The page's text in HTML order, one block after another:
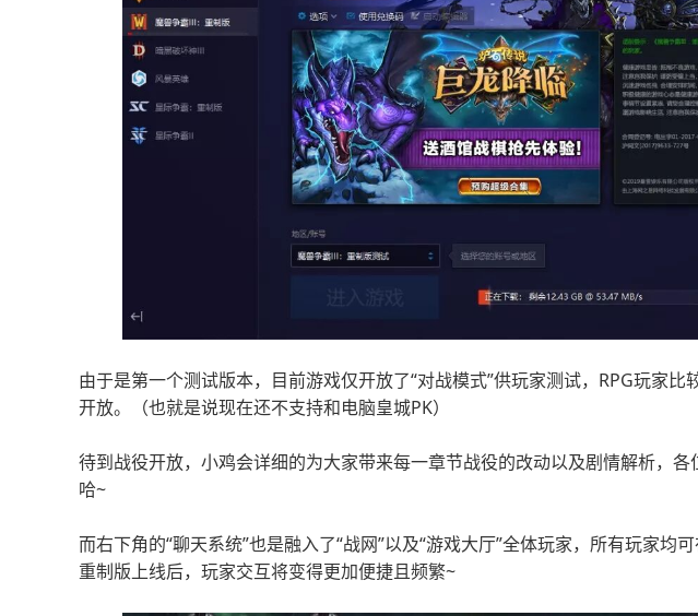
由于是第一个测试版本，目前游戏仅开放了“对战模式”供玩家测试，RPG玩家
开放。（也就是说现在还不支持和电脑皇城PK）
待到战役开放，小鸡会详细的为大家带来每一章节战役的改动以及剧情解析，
哈~
而右下角的“聊天系统”也是融入了“战网”以及“游戏大厅”全体玩家，所有玩家均
重制版上线后，玩家交互将变得更加便捷且频繁~